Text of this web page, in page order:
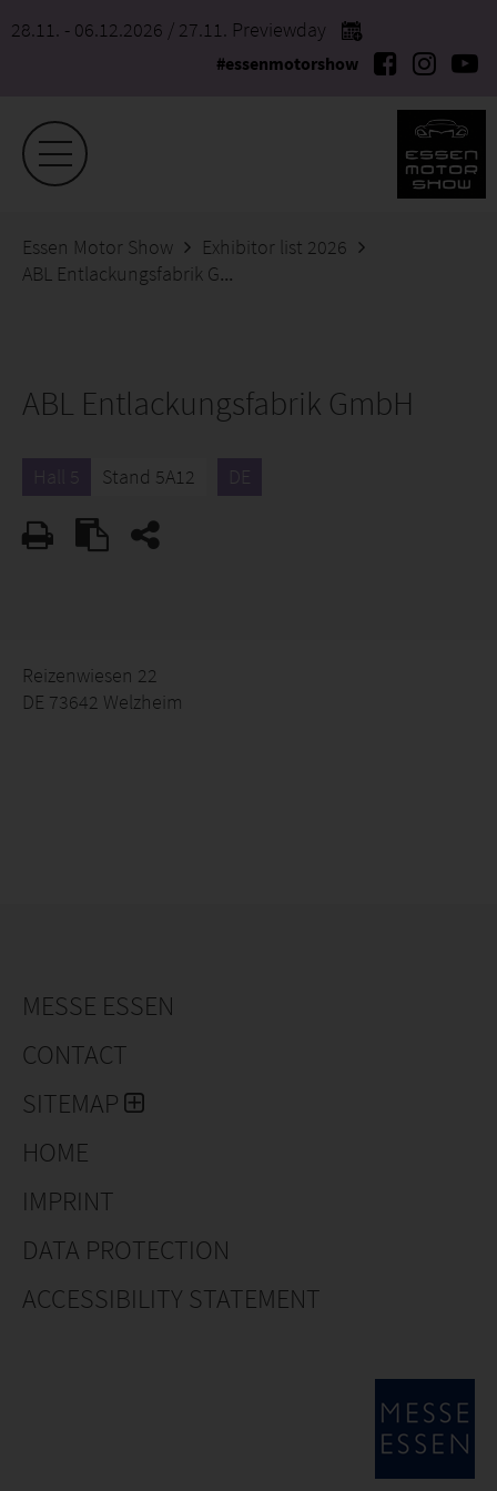
28.11. - 06.12.2026 / 27.11. Previewday
#essenmotorshow
Essen Motor Show
Exhibitor list 2026
ABL Entlackungsfabrik GmbH
ABL Entlackungsfabrik GmbH
Hall 5 Stand 5A12 DE
Reizenwiesen 22
DE 73642 Welzheim
MESSE ESSEN
CONTACT
SITEMAP
HOME
IMPRINT
DATA PROTECTION
ACCESSIBILITY STATEMENT